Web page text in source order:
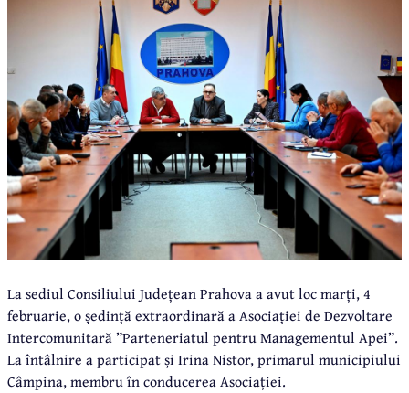
La sediul Consiliului Județean Prahova a avut loc marți, 4
februarie, o ședință extraordinară a Asociației de Dezvoltare
Intercomunitară ”Parteneriatul pentru Managementul Apei”.
La întâlnire a participat și Irina Nistor, primarul municipiului
Câmpina, membru în conducerea Asociației.